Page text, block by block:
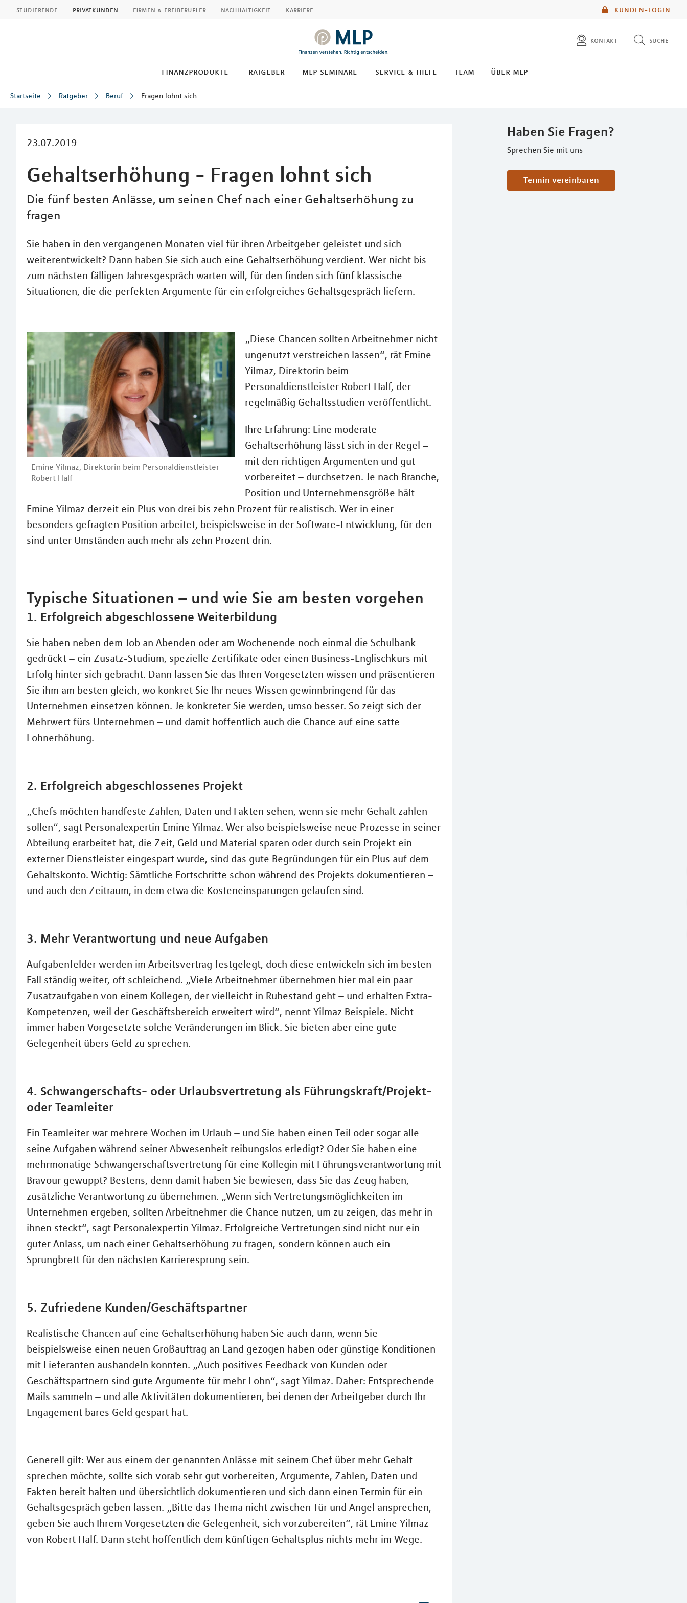
KUNDEN-LOGIN
studierende privatkunden firmen & freiberufler nachhaltigkeit karriere
kontakt suche
finanzprodukte ratgeber mlp seminare service & hilfe team über mlp
Startseite Ratgeber Beruf Fragen lohnt sich
23.07.2019
Gehaltserhöhung - Fragen lohnt sich
Die fünf besten Anlässe, um seinen Chef nach einer Gehaltserhöhung zu
fragen
Sie haben in den vergangenen Monaten viel für ihren Arbeitgeber geleistet und sich
weiterentwickelt? Dann haben Sie sich auch eine Gehaltserhöhung verdient. Wer nicht bis
zum nächsten fälligen Jahresgespräch warten will, für den finden sich fünf klassische
Situationen, die die perfekten Argumente für ein erfolgreiches Gehaltsgespräch liefern.
Haben Sie Fragen?
Sprechen Sie mit uns
Termin vereinbaren
Emine Yilmaz, Direktorin beim Personaldienstleister
Robert Half
„Diese Chancen sollten Arbeitnehmer nicht
ungenutzt verstreichen lassen“, rät Emine
Yilmaz, Direktorin beim
Personaldienstleister Robert Half, der
regelmäßig Gehaltsstudien veröffentlicht.
Ihre Erfahrung: Eine moderate
Gehaltserhöhung lässt sich in der Regel –
mit den richtigen Argumenten und gut
vorbereitet – durchsetzen. Je nach Branche,
Position und Unternehmensgröße hält
Emine Yilmaz derzeit ein Plus von drei bis zehn Prozent für realistisch. Wer in einer
besonders gefragten Position arbeitet, beispielsweise in der Software-Entwicklung, für den
sind unter Umständen auch mehr als zehn Prozent drin.
Typische Situationen – und wie Sie am besten vorgehen
1. Erfolgreich abgeschlossene Weiterbildung
Sie haben neben dem Job an Abenden oder am Wochenende noch einmal die Schulbank
gedrückt – ein Zusatz-Studium, spezielle Zertifikate oder einen Business-Englischkurs mit
Erfolg hinter sich gebracht. Dann lassen Sie das Ihren Vorgesetzten wissen und präsentieren
Sie ihm am besten gleich, wo konkret Sie Ihr neues Wissen gewinnbringend für das
Unternehmen einsetzen können. Je konkreter Sie werden, umso besser. So zeigt sich der
Mehrwert fürs Unternehmen – und damit hoffentlich auch die Chance auf eine satte
Lohnerhöhung.
2. Erfolgreich abgeschlossenes Projekt
„Chefs möchten handfeste Zahlen, Daten und Fakten sehen, wenn sie mehr Gehalt zahlen
sollen“, sagt Personalexpertin Emine Yilmaz. Wer also beispielsweise neue Prozesse in seiner
Abteilung erarbeitet hat, die Zeit, Geld und Material sparen oder durch sein Projekt ein
externer Dienstleister eingespart wurde, sind das gute Begründungen für ein Plus auf dem
Gehaltskonto. Wichtig: Sämtliche Fortschritte schon während des Projekts dokumentieren –
und auch den Zeitraum, in dem etwa die Kosteneinsparungen gelaufen sind.
3. Mehr Verantwortung und neue Aufgaben
Aufgabenfelder werden im Arbeitsvertrag festgelegt, doch diese entwickeln sich im besten
Fall ständig weiter, oft schleichend. „Viele Arbeitnehmer übernehmen hier mal ein paar
Zusatzaufgaben von einem Kollegen, der vielleicht in Ruhestand geht – und erhalten Extra-
Kompetenzen, weil der Geschäftsbereich erweitert wird“, nennt Yilmaz Beispiele. Nicht
immer haben Vorgesetzte solche Veränderungen im Blick. Sie bieten aber eine gute
Gelegenheit übers Geld zu sprechen.
4. Schwangerschafts- oder Urlaubsvertretung als Führungskraft/Projekt-
oder Teamleiter
Ein Teamleiter war mehrere Wochen im Urlaub – und Sie haben einen Teil oder sogar alle
seine Aufgaben während seiner Abwesenheit reibungslos erledigt? Oder Sie haben eine
mehrmonatige Schwangerschaftsvertretung für eine Kollegin mit Führungsverantwortung mit
Bravour gewuppt? Bestens, denn damit haben Sie bewiesen, dass Sie das Zeug haben,
zusätzliche Verantwortung zu übernehmen. „Wenn sich Vertretungsmöglichkeiten im
Unternehmen ergeben, sollten Arbeitnehmer die Chance nutzen, um zu zeigen, das mehr in
ihnen steckt“, sagt Personalexpertin Yilmaz. Erfolgreiche Vertretungen sind nicht nur ein
guter Anlass, um nach einer Gehaltserhöhung zu fragen, sondern können auch ein
Sprungbrett für den nächsten Karrieresprung sein.
5. Zufriedene Kunden/Geschäftspartner
Realistische Chancen auf eine Gehaltserhöhung haben Sie auch dann, wenn Sie
beispielsweise einen neuen Großauftrag an Land gezogen haben oder günstige Konditionen
mit Lieferanten aushandeln konnten. „Auch positives Feedback von Kunden oder
Geschäftspartnern sind gute Argumente für mehr Lohn“, sagt Yilmaz. Daher: Entsprechende
Mails sammeln – und alle Aktivitäten dokumentieren, bei denen der Arbeitgeber durch Ihr
Engagement bares Geld gespart hat.
Generell gilt: Wer aus einem der genannten Anlässe mit seinem Chef über mehr Gehalt
sprechen möchte, sollte sich vorab sehr gut vorbereiten, Argumente, Zahlen, Daten und
Fakten bereit halten und übersichtlich dokumentieren und sich dann einen Termin für ein
Gehaltsgespräch geben lassen. „Bitte das Thema nicht zwischen Tür und Angel ansprechen,
geben Sie auch Ihrem Vorgesetzten die Gelegenheit, sich vorzubereiten“, rät Emine Yilmaz
von Robert Half. Dann steht hoffentlich dem künftigen Gehaltsplus nichts mehr im Wege.